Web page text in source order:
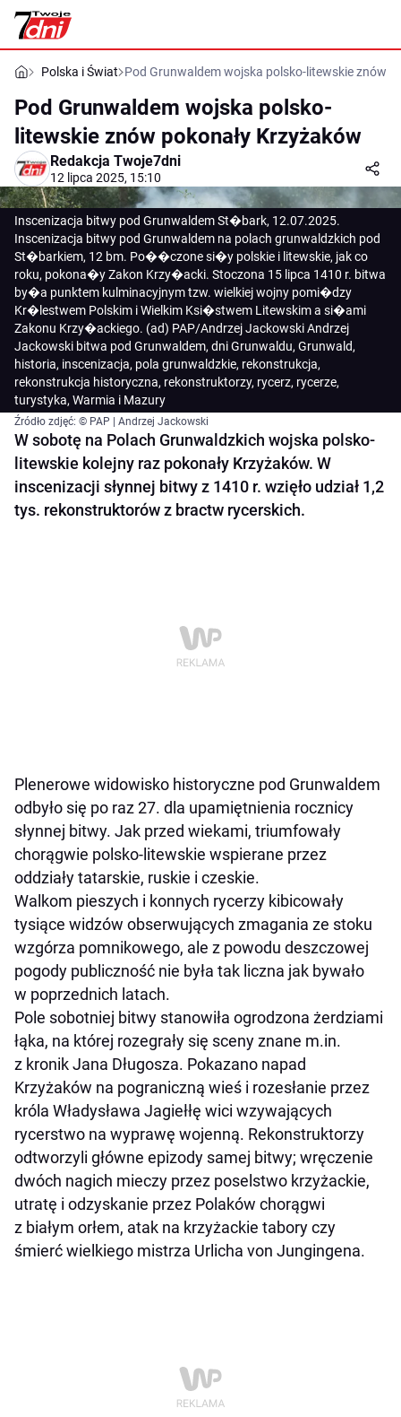
Polska i Świat Pod Grunwaldem wojska polsko-litewskie znów
Pod Grunwaldem wojska polsko-
litewskie znów pokonały Krzyżaków
Redakcja Twoje7dni
12 lipca 2025, 15:10
Inscenizacja bitwy pod Grunwaldem St�bark, 12.07.2025.
Inscenizacja bitwy pod Grunwaldem na polach grunwaldzkich pod
St�barkiem, 12 bm. Po��czone si�y polskie i litewskie, jak co
roku, pokona�y Zakon Krzy�acki. Stoczona 15 lipca 1410 r. bitwa
by�a punktem kulminacyjnym tzw. wielkiej wojny pomi�dzy
Kr�lestwem Polskim i Wielkim Ksi�stwem Litewskim a si�ami
Zakonu Krzy�ackiego. (ad) PAP/Andrzej Jackowski Andrzej
Jackowski bitwa pod Grunwaldem, dni Grunwaldu, Grunwald,
historia, inscenizacja, pola grunwaldzkie, rekonstrukcja,
rekonstrukcja historyczna, rekonstruktorzy, rycerz, rycerze,
turystyka, Warmia i Mazury
Źródło zdjęć: © PAP | Andrzej Jackowski
W sobotę na Polach Grunwaldzkich wojska polsko-
litewskie kolejny raz pokonały Krzyżaków. W
inscenizacji słynnej bitwy z 1410 r. wzięło udział 1,2
tys. rekonstruktorów z bractw rycerskich.
Plenerowe widowisko historyczne pod Grunwaldem
odbyło się po raz 27. dla upamiętnienia rocznicy
słynnej bitwy. Jak przed wiekami, triumfowały
chorągwie polsko-litewskie wspierane przez
oddziały tatarskie, ruskie i czeskie.
Walkom pieszych i konnych rycerzy kibicowały
tysiące widzów obserwujących zmagania ze stoku
wzgórza pomnikowego, ale z powodu deszczowej
pogody publiczność nie była tak liczna jak bywało
w poprzednich latach.
Pole sobotniej bitwy stanowiła ogrodzona żerdziami
łąka, na której rozegrały się sceny znane m.in.
z kronik Jana Długosza. Pokazano napad
Krzyżaków na pograniczną wieś i rozesłanie przez
króla Władysława Jagiełłę wici wzywających
rycerstwo na wyprawę wojenną. Rekonstruktorzy
odtworzyli główne epizody samej bitwy; wręczenie
dwóch nagich mieczy przez poselstwo krzyżackie,
utratę i odzyskanie przez Polaków chorągwi
z białym orłem, atak na krzyżackie tabory czy
śmierć wielkiego mistrza Urlicha von Jungingena.